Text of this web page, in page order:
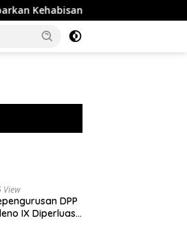
80 Persen Stok Rudal THAAD di
View
DPP
IX Diperluas